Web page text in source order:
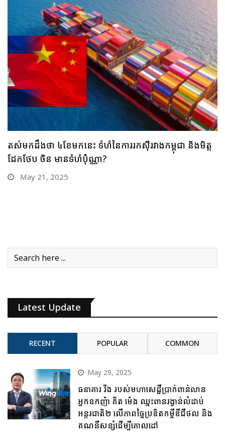
កៅស៊ូ ជាដំណាំចម្បងមួយរបស់កសិករកម្ពុជា តស់មកដឹងថា
ប៉ុន្មានខែកន្លងមក កម្ពុជារកចំណូលបានប៉ុន្មានពីដំណាំមួយ
ប្រភេទនេះ?
Latest Update
RECENT POPULAR COMMON
May 29, 2025
ធនាគារ វីង របស់មហាសេដ្ឋីប្រាក់ពាន់លាន
អ្នកឧកញ៉ា គិត ម៉េង ឈ្នះពានរង្វាន់លំដាប់
អន្តរជាតិ២ លើភាពច្នៃប្រឌិតកម្ចីឌីជីថល និង
គណនីសន្សំដើម្បីគោលដៅ